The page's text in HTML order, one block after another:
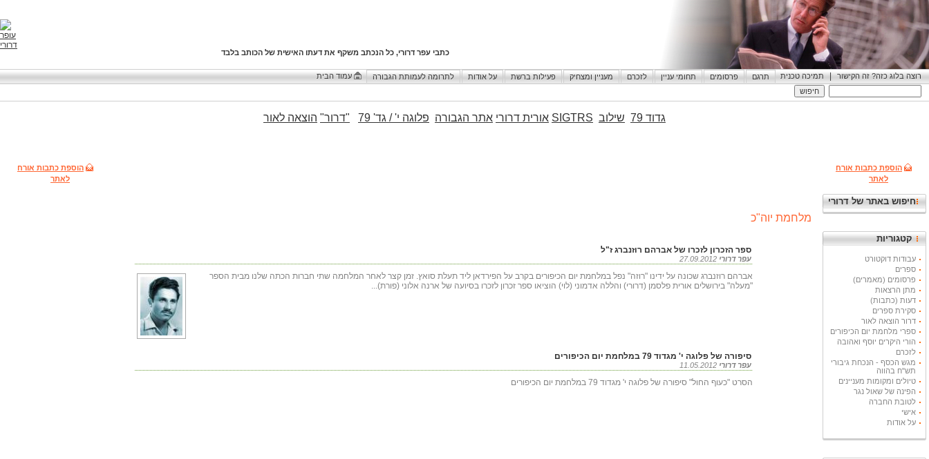
כתבי עפר דרורי, כל הנכתב משקף את דעתו האישית של הכותב בלבד
רוצה בלוג כזה? זה הקישור | תמיכה טכנית תרגם פרסומים תחומי עניין לזכרם מעניין ומצחיק פעילות ברשת על אודות לתרומה לעמותת הגבורה עמוד הבית
הוספת כתבות אורח
לאתר
הוספת כתבות אורח
לאתר
חיפוש באתר של דרורי
קטגוריות
עבודות דוקטורט
ספרים
פרסומים (מאמרים)
מתן הרצאות
דעות (כתבות)
סקירת ספרים
דרור הוצאה לאור
ספרי מלחמת יום הכיפורים
הורי היקרים יוסף ואהובה
לזכרם
מגש הכסף - הנכחת גיבורי
תש"ח בהווה
טיולים ומקומות מעניינים
הפינה של שאול נגר
לטובת החברה
אישי
על אודות
גדוד 79 שילוב SIGTRS אורית דרורי אתר הגבורה פלוגה י' / גד' 79 "דרור" הוצאה לאור
מלחמת יוה"כ
ספר הזכרון לזכרו של אברהם רוזנברג ז"ל
עפר דרורי 27.09.2012
אברהם רוזנברג שכונה על ידינו "רוזה" נפל במלחמת יום הכיפורים בקרב על הפירדאן ליד תעלת סואץ. זמן קצר לאחר המלחמה שתי חברות הכתה שלנו מבית הספר
"מעלה" בירושלים אורית פלסמן (דרורי) והללה אדמוני (לוי) הוציאו ספר זכרון לזכרו בסיועה של ארנה אלוני (פורת)...
סיפורה של פלוגה י' מגדוד 79 במלחמת יום הכיפורים
עפר דרורי 11.05.2012
הסרט "כעוף החול" סיפורה של פלוגה י' מגדוד 79 במלחמת יום הכיפורים